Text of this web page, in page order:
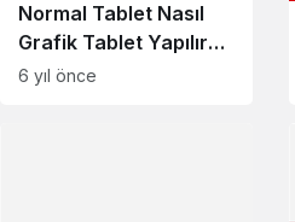
Normal Tablet Nasıl
Grafik Tablet Yapılır?
(Tableti Grafik Tablet
6 yıl önce